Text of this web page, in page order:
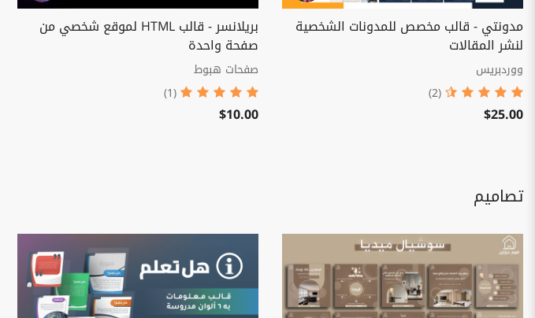
مدونتي - قالب مخصص للمدونات الشخصية
لنشر المقالات
ووردبريس
(2)
$25.00
بريلانسر - قالب HTML لموقع شخصي من
صفحة واحدة
صفحات هبوط
(1)
$10.00
تصاميم